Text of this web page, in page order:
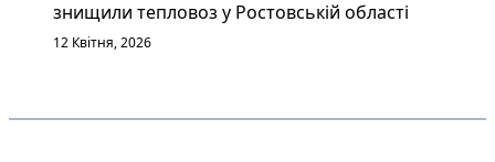
знищили тепловоз у Ростовській області
12 Квітня, 2026